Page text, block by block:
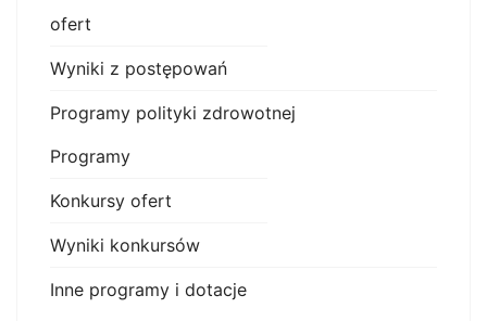
ofert
Wyniki z postępowań
Programy polityki zdrowotnej
Programy
Konkursy ofert
Wyniki konkursów
Inne programy i dotacje